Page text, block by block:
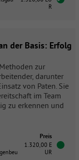
R
der Basis: Erfolg
zur
darunter
von Paten. Sie
im Team
zu erkennen und
Preis
1.320,00 E
UR